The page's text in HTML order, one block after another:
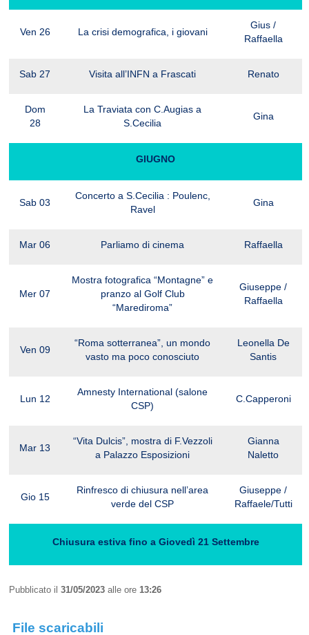
Ven 26 La crisi demografica, i giovani
Gius /
Raffaella
Sab 27 Visita all’INFN a Frascati Renato
Dom
28
La Traviata con C.Augias a
S.Cecilia
Gina
GIUGNO
Sab 03
Concerto a S.Cecilia : Poulenc,
Ravel
Gina
Mar 06 Parliamo di cinema Raffaella
Mer 07
Mostra fotografica “Montagne” e
pranzo al Golf Club
“Marediroma”
Giuseppe /
Raffaella
Ven 09
“Roma sotterranea”, un mondo
vasto ma poco conosciuto
Leonella De
Santis
Lun 12
Amnesty International (salone
CSP)
C.Capperoni
Mar 13
“Vita Dulcis”, mostra di F.Vezzoli
a Palazzo Esposizioni
Gianna
Naletto
Gio 15
Rinfresco di chiusura nell’area
verde del CSP
Giuseppe /
Raffaele/Tutti
Chiusura estiva fino a Giovedì 21 Settembre
Pubblicato il31/05/2023 alle ore 13:26
File scaricabili